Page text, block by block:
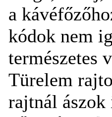
a
kódok nem
természetes
Türelem
rajtnál ászok